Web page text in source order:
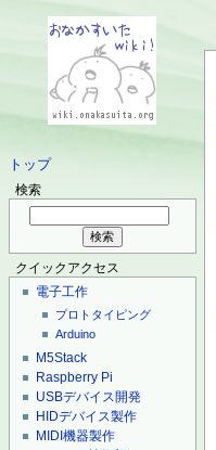
トップ
検索
クイックアクセス
電子工作
プロトタイピング
Arduino
M5Stack
Raspberry Pi
USBデバイス開発
HIDデバイス製作
MIDI機器製作